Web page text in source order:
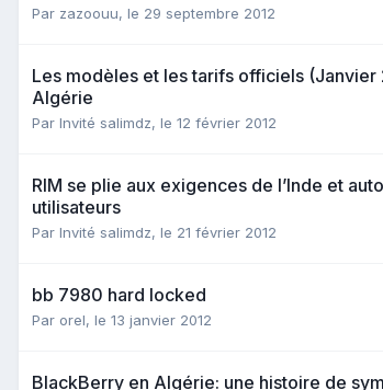
Par zazoouu, le 29 septembre 2012
Les modèles et les tarifs officiels
Algérie
Par Invité salimdz, le 12 février 2012
RIM se plie aux exigences de l’Inde et
utilisateurs
Par Invité salimdz, le 21 février 2012
bb 7980 hard locked
Par orel, le 13 janvier 2012
BlackBerry en Algérie: une histoire de